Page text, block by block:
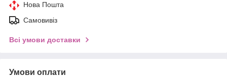
Нова Пошта
Самовивіз
Всі умови доставки
Умови оплати